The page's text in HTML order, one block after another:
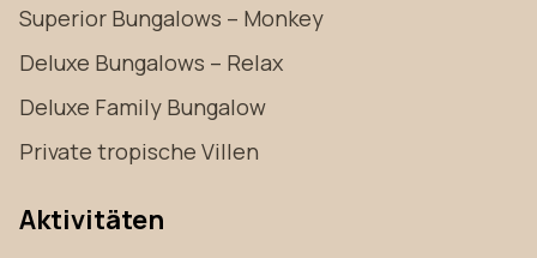
Superior Bungalows – Monkey
Deluxe Bungalows – Relax
Deluxe Family Bungalow
Private tropische Villen
Aktivitäten